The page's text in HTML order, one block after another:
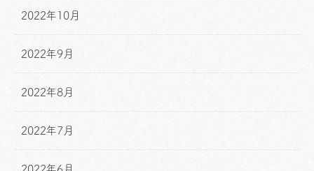
2022年10月
2022年9月
2022年8月
2022年7月